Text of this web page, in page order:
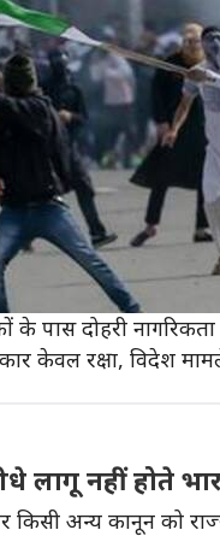
वाले कश्मीर में
को खामोश करके
ट्रेंड
370 जम्मू और कश्मीर
एक अस्थाई प्रावधान है
के पास दोहरी
केवल रक्षा, विदेश
लागू नहीं होते
किसी अन्य कानून को